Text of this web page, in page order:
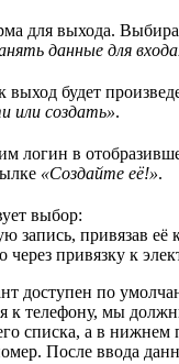
для выхода.
данные для
выход будет
или создать».
логин в
«Создайте её!».
выбор:
запись, привязав её
через привязку к
доступен по
к телефону, мы
списка, а в нижнем
После ввода